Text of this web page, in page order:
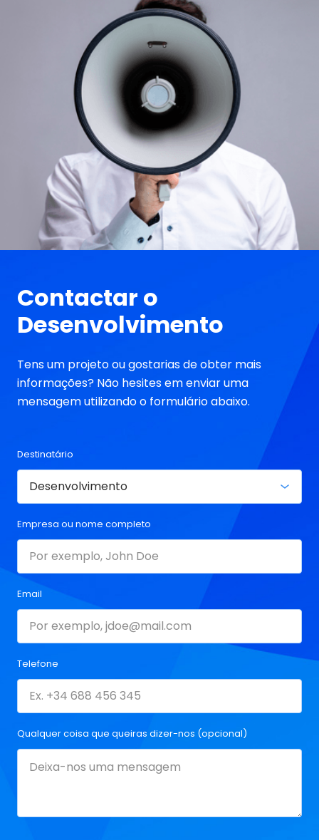
Contactar o
Desenvolvimento
Tens um projeto ou gostarias de obter mais
informações? Não hesites em enviar uma
mensagem utilizando o formulário abaixo.
Destinatário
Empresa ou nome completo
Email
Telefone
Qualquer coisa que queiras dizer-nos (opcional)